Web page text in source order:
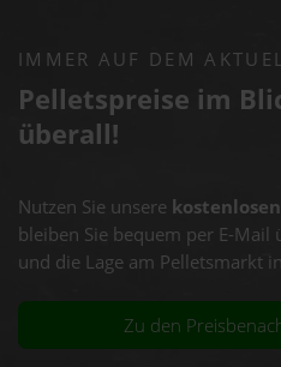
IMMER AUF DEM
Pelletspreise im
überall!
Nutzen Sie unsere
bleiben Sie bequem per E-Mail
und die Lage am Pelletsmarkt
Zu den